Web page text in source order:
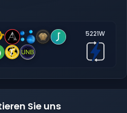
5221W
Sie uns